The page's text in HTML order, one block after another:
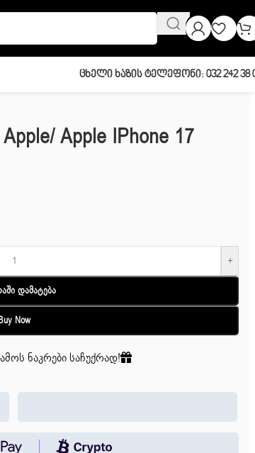
Ცხელი Ხაზის Ტელეფონი: 032 242 38
Apple IPhone 17
+
Დამატება
Now
ნაკრები საჩუქრად!